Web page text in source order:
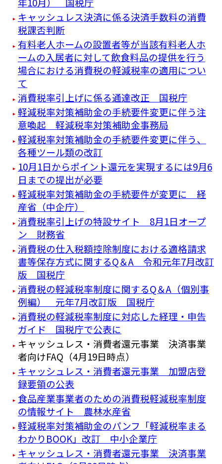
キャッシュレス決済に係る決済手数料の消費
税課否判断
有料老人ホームの設置者等が当該有料老人ホ
ームの入居者に対して飲食料品の提供を行う
場合における消費税の軽減税率の適用につい
て
消費税率引上げに係る通達改正 国税庁
軽減税率対策補助金の手続要件変更に伴う注
意喚起 軽減税率対策補助金事務局
軽減税率対策補助金の手続要件変更に伴う、
各種ツール類の改訂
10月1日からポイント還元を実現するには9月6
日までの提出が必要
軽減税率対策補助金の手続要件が変更に 経
産省（中企庁）
消費税率引上げの特設サイト 8月1日オープ
ン 財務省
消費税の仕入税額控除制度における適格請求
書等保存方式に関するQ＆A 令和元年7月改訂
版 国税庁
消費税の軽減税率制度に関するQ＆A（個別事
例編） 元年7月改訂版 国税庁
消費税の軽減税率制度に対応した経理・申告
ガイド 国税庁で公表に
キャッシュレス・消費者還元事業 決済事業
者向けFAQ（4月19日時点）
キャッシュレス・消費者還元事業 加盟店登
録要領の公表
食品産業事業者のための消費税軽減税率制度
の情報サイト 農林水産省
軽減税率対策補助金のパンフ「軽減税率まる
わかりBOOK」改訂 中小企業庁
キャッシュレス・消費者還元事業 決済事業